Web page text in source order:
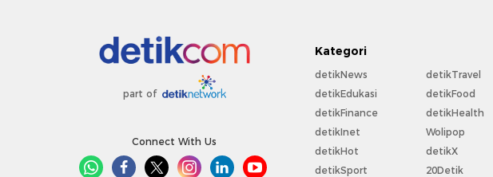
part of
Connect With Us
Kategori
detikNews
detikEdukasi
detikFinance
detikInet
detikHot
detikSport
detikTravel
detikFood
detikHealth
Wolipop
detikX
20Detik